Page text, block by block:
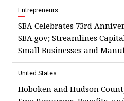
Entrepreneurs
SBA Celebrates 73rd
SBA.gov; Streamlines
Small Businesses and
United States
Hoboken and Hudson